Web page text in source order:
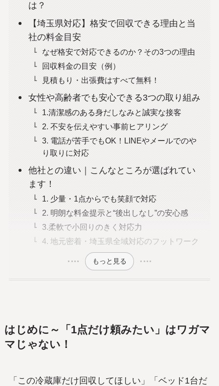
は？
【埼玉県対応】格安で回収できる理由と当
社の料金目安
なぜ格安で対応できるのか？その3つの理由
回収料金の目安（例）
見積もり・出張費はすべて無料！
女性や高齢者でも安心できる3つの取り組み
1.清潔感のある身だしなみと誠実な接客
2. 不安を伝えやすい事前ヒアリング
3. 電話が苦手でもOK！LINEやメールでのや
り取りに対応
他社との違い｜こんなところが選ばれてい
ます！
1. 少量・1点からでも笑顔で対応
2. 明朗な料金提示と“後出しなし”の安心感
3.柔軟で小回りのきく対応力
4. 地元密着・埼玉県全域対応のフットワーク
もっと見る
はじめに～「1点だけ頼みたい」はワガマ
マじゃない！
「この冷蔵庫だけ回収してほしい」「ベッド1台だ